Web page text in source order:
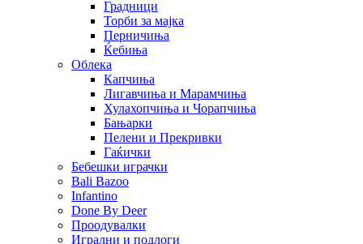
Градници
Торби за мајка
Перничиња
Ќебиња
Облека
Капчиња
Лигавчиња и Марамчиња
Хулахопчиња и Чорапчиња
Бањарки
Пелени и Прекривки
Гаќички
Бебешки играчки
Bali Bazoo
Infantino
Done By Deer
Проодувалки
Игрални и подлоги